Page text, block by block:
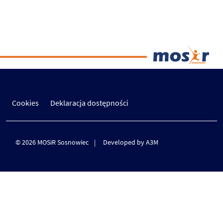
Cookies Deklaracja dostępności
© 2026 MOSiR Sosnowiec Developed by A3M